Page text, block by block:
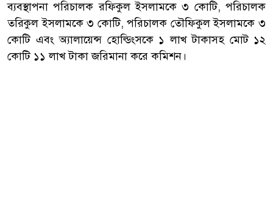
ব্যবস্থাপনা পরিচালক রফিকুল ইসলামকে ৩ কোটি, পরিচালক
তরিকুল ইসলামকে ৩ কোটি, পরিচালক তৌফিকুল ইসলামকে ৩
কোটি এবং অ্যালায়েন্স হোল্ডিংসকে ১ লাখ টাকাসহ মোট ১২
কোটি ১১ লাখ টাকা জরিমানা করে কমিশন।